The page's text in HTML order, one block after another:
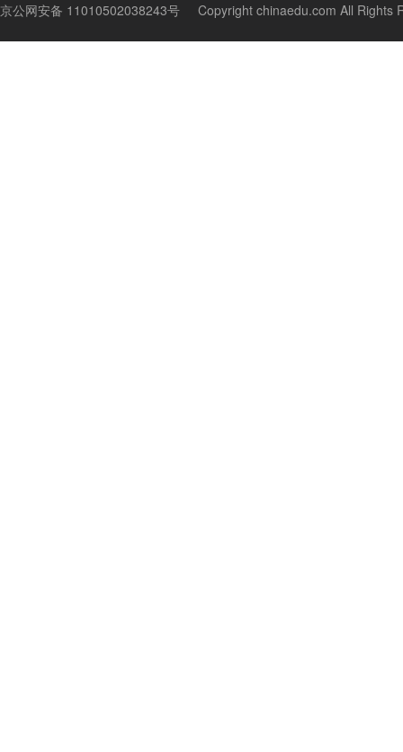
京公网安备 11010502038243号 Copyright chinaedu.com All